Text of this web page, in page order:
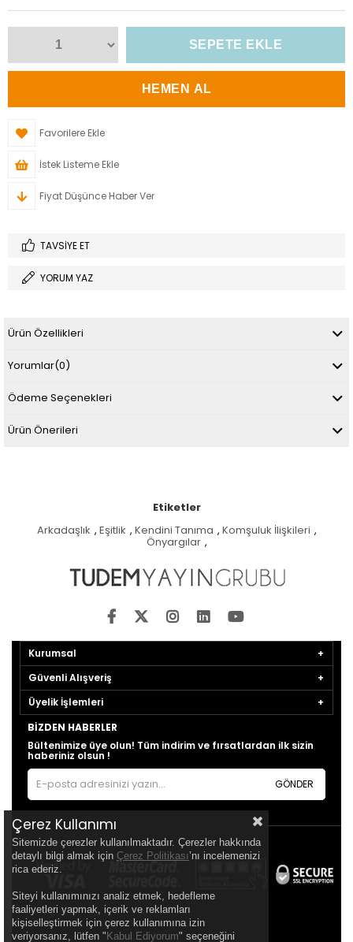
Favorilere Ekle
İstek Listeme Ekle
Fiyat Düşünce Haber Ver
TAVSIYE ET
YORUM YAZ
Ürün Özellikleri
Yorumlar(0)
Ödeme Seçenekleri
Ürün Önerileri
Etiketler
Arkadaşlık , Eşitlik , Kendini Tanıma , Komşuluk İlişkileri ,
Önyargılar ,
Kurumsal
Güvenli Alışveriş
Üyelik İşlemleri
BIZDEN HABERLER
Bültenimize üye olun! Tüm indirim ve fırsatlardan ilk sizin
haberiniz olsun !
GÖNDER
Çerez Kullanımı
Sitemizde çerezler kullanılmaktadır. Çerezler hakkında
detaylı bilgi almak için Çerez Politikası’nı incelemenizi
rica ederiz.
Siteyi kullanımınızı analiz etmek, hedefleme
faaliyetleri yapmak, içerik ve reklamları
kişiselleştirmek için çerez kullanımına izin
veriyorsanız, lütfen " Kabul Ediyorum" seçeneğini